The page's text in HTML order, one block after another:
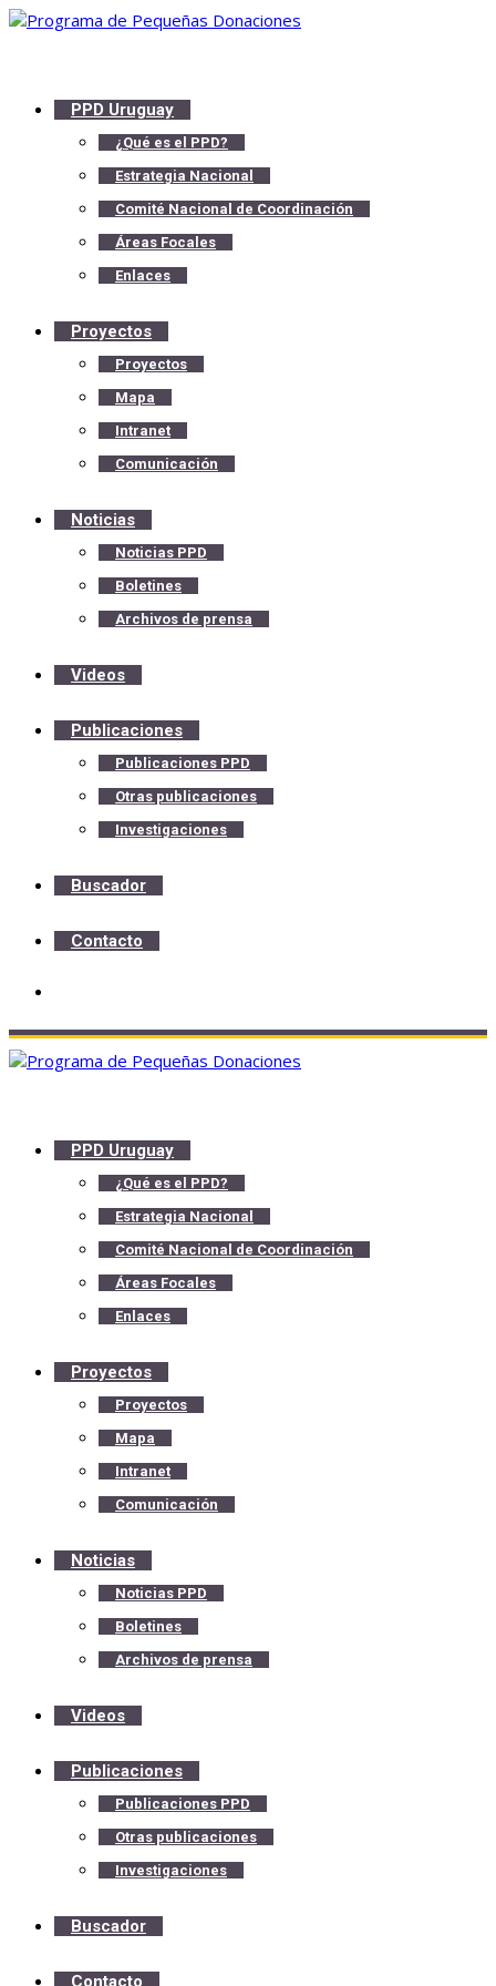
PPD Uruguay
¿Qué es el PPD?
Estrategia Nacional
Comité Nacional de Coordinación
Áreas Focales
Enlaces
Proyectos
Proyectos
Mapa
Intranet
Comunicación
Noticias
Noticias PPD
Boletines
Archivos de prensa
Videos
Publicaciones
Publicaciones PPD
Otras publicaciones
Investigaciones
Buscador
Contacto
PPD Uruguay
¿Qué es el PPD?
Estrategia Nacional
Comité Nacional de Coordinación
Áreas Focales
Enlaces
Proyectos
Proyectos
Mapa
Intranet
Comunicación
Noticias
Noticias PPD
Boletines
Archivos de prensa
Videos
Publicaciones
Publicaciones PPD
Otras publicaciones
Investigaciones
Buscador
Contacto